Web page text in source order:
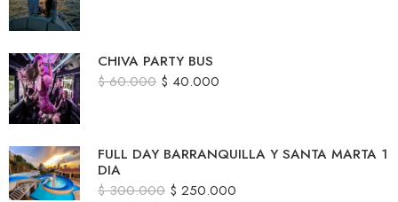
CHIVA PARTY BUS
$60.000 $ 40.000
FULL DAY BARRANQUILLA Y SANTA MARTA 1
DIA
$300.000 $ 250.000